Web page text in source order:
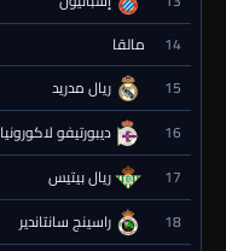
14 مالقا
15 ريال مدريد
16 ديبورتيفو لاكورونيا
17 ريال بيتيس
18 راسينج سانتاندير